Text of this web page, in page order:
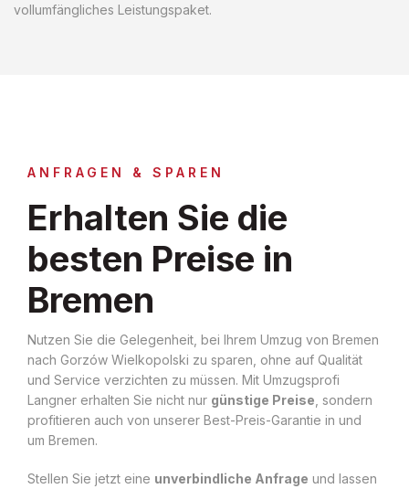
vollumfängliches Leistungspaket.
ANFRAGEN & SPAREN
Erhalten Sie die
besten Preise in
Bremen
Nutzen Sie die Gelegenheit, bei Ihrem Umzug von Bremen
nach Gorzów Wielkopolski zu sparen, ohne auf Qualität
und Service verzichten zu müssen. Mit Umzugsprofi
Langner erhalten Sie nicht nur günstige Preise , sondern
profitieren auch von unserer Best-Preis-Garantie in und
um Bremen.
Stellen Sie jetzt eine unverbindliche Anfrage und lassen